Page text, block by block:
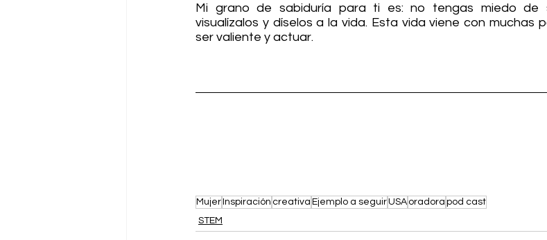
Mi grano de sabiduría para ti es: no tengas miedo de
visualízalos y díselos a la vida. Esta vida viene con muchas
ser valiente y actuar.
MujerInspiración creativa Ejemplo a seguirUSA oradora pod cast
STEM